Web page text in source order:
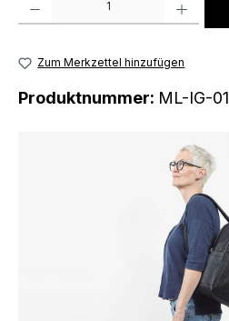
Zum Merkzettel hinzufügen
Produktnummer: ML-IG-01